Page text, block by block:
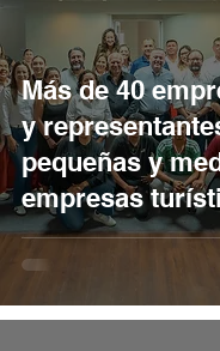
Más de 40
y
pequeñas y
empresas
participaron en
“Colmenas
impulsado por